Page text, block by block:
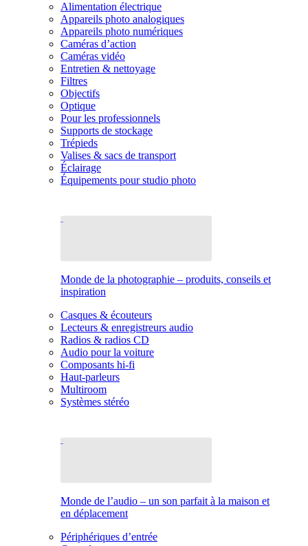
Alimentation électrique
Appareils photo analogiques
Appareils photo numériques
Caméras d’action
Caméras vidéo
Entretien & nettoyage
Filtres
Objectifs
Optique
Pour les professionnels
Supports de stockage
Trépieds
Valises & sacs de transport
Éclairage
Équipements pour studio photo
Monde de la photographie – produits, conseils et
inspiration
Casques & écouteurs
Lecteurs & enregistreurs audio
Radios & radios CD
Audio pour la voiture
Composants hi-fi
Haut-parleurs
Multiroom
Systèmes stéréo
Monde de l’audio – un son parfait à la maison et
en déplacement
Périphériques d’entrée